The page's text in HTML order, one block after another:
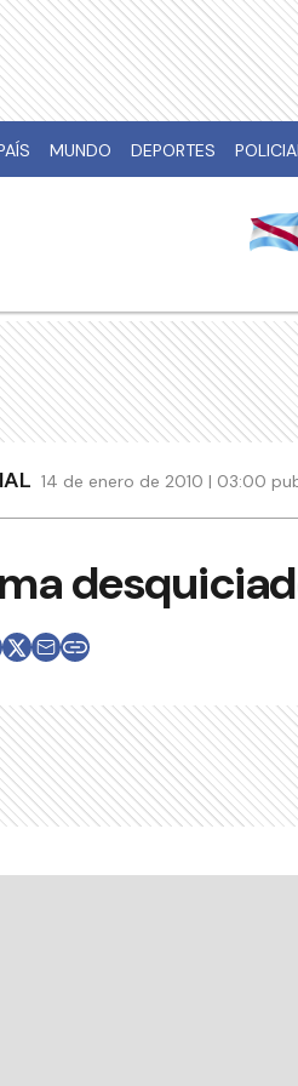
MUNDO DEPORTES
14 de enero de 2010 | 03:00